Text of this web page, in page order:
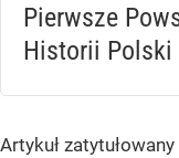
Pierwsze
Historii Polski
Artykuł zatytułowany